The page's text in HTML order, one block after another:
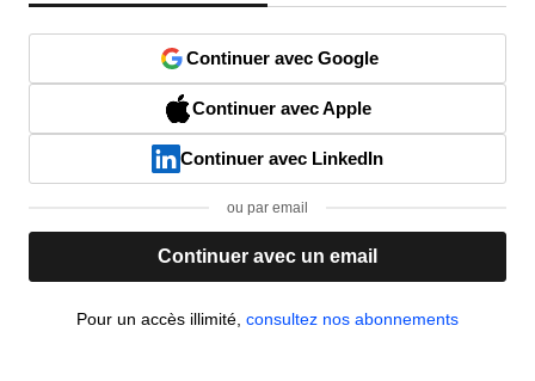
Continuer avec Google
Continuer avec Apple
Continuer avec LinkedIn
ou par email
Continuer avec un email
Pour un accès illimité, consultez nos abonnements